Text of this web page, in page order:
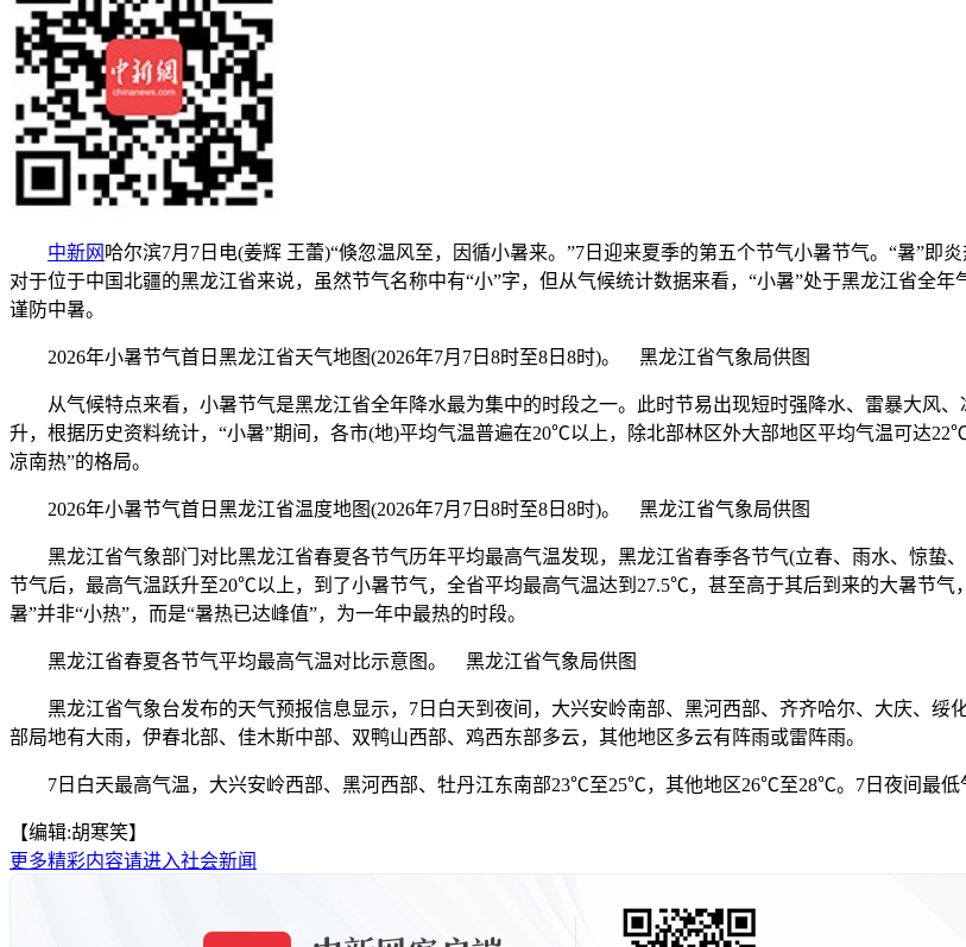
中新网 哈尔滨7月7日电(姜辉 王蕾)“倏忽温风至，因循小暑来。”7日迎来夏季的第五个节气小暑节气。“暑”即
对于位于中国北疆的黑龙江省来说，虽然节气名称中有“小”字，但从气候统计数据来看，“小暑”处于黑龙江省全
谨防中暑。
2026年小暑节气首日黑龙江省天气地图(2026年7月7日8时至8日8时)。 黑龙江省气象局供图
从气候特点来看，小暑节气是黑龙江省全年降水最为集中的时段之一。此时节易出现短时强降水、雷暴大风
升，根据历史资料统计，“小暑”期间，各市(地)平均气温普遍在20℃以上，除北部林区外大部地区平均气温可达
凉南热”的格局。
2026年小暑节气首日黑龙江省温度地图(2026年7月7日8时至8日8时)。 黑龙江省气象局供图
黑龙江省气象部门对比黑龙江省春夏各节气历年平均最高气温发现，黑龙江省春季各节气(立春、雨水、惊蛰
节气后，最高气温跃升至20℃以上，到了小暑节气，全省平均最高气温达到27.5℃，甚至高于其后到来的大暑节
暑”并非“小热”，而是“暑热已达峰值”，为一年中最热的时段。
黑龙江省春夏各节气平均最高气温对比示意图。 黑龙江省气象局供图
黑龙江省气象台发布的天气预报信息显示，7日白天到夜间，大兴安岭南部、黑河西部、齐齐哈尔、大庆、绥
部局地有大雨，伊春北部、佳木斯中部、双鸭山西部、鸡西东部多云，其他地区多云有阵雨或雷阵雨。
7日白天最高气温，大兴安岭西部、黑河西部、牡丹江东南部23℃至25℃，其他地区26℃至28℃。7日夜间最
【编辑:胡寒笑】
更多精彩内容请进入社会新闻